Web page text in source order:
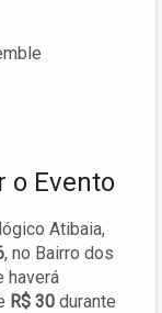
o Evento
Atibaia,
, no Bairro dos
haverá
R$ 30 durante